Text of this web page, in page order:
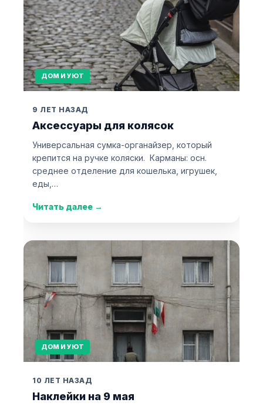
ДОМ И УЮТ
9 ЛЕТ НАЗАД
Аксессуары для колясок
Универсальная сумка-органайзер, который
крепится на ручке коляски. Карманы: осн.
среднее отделение для кошелька, игрушек,
еды,…
Читать далее →
ДОМ И УЮТ
10 ЛЕТ НАЗАД
Наклейки на 9 мая